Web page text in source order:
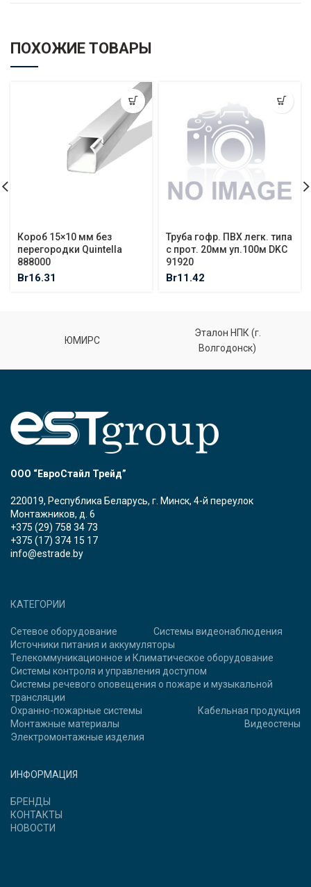
ПОХОЖИЕ ТОВАРЫ
Короб 15×10 мм без
перегородки Quintella
888000
Br16.31
Труба гофр. ПВХ легк. типа
с прот. 20мм уп.100м DKC
91920
Br11.42
ЮМИРС
Эталон НПК (г.
Волгодонск)
ООО “ЕвроСтайл Трейд”
220019, Республика Беларусь, г. Минск, 4-й переулок
Монтажников, д. 6
+375 (29) 758 34 73
+375 (17) 374 15 17
info@estrade.by
КАТЕГОРИИ
Сетевое оборудование
Системы видеонаблюдения
Источники питания и аккумуляторы
Телекоммуникационное и Климатическое оборудование
Системы контроля и управления доступом
Системы речевого оповещения о пожаре и музыкальной
трансляции
Охранно-пожарные системы
Кабельная продукция
Монтажные материалы
Видеостены
Электромонтажные изделия
ИНФОРМАЦИЯ
БРЕНДЫ
КОНТАКТЫ
НОВОСТИ